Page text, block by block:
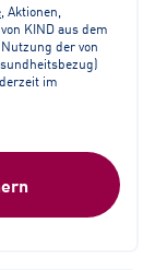
, Aktionen,
KIND aus dem
der von
im